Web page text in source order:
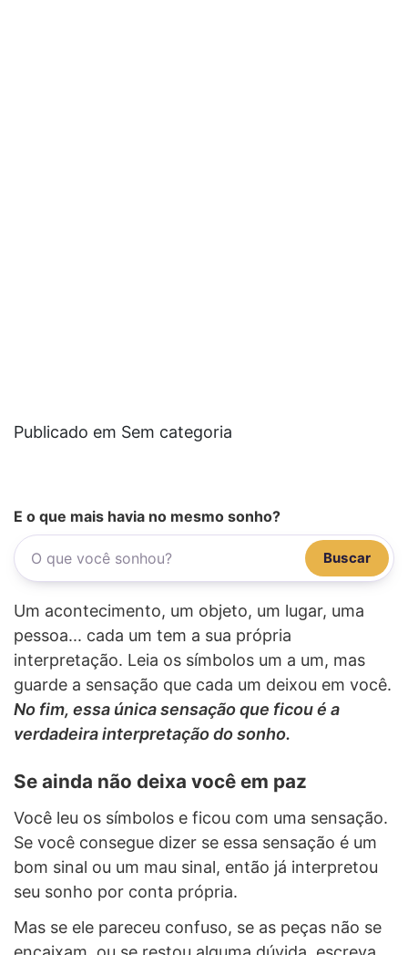
Publicado em Sem categoria
E o que mais havia no mesmo sonho?
Buscar
Um acontecimento, um objeto, um lugar, uma
pessoa... cada um tem a sua própria
interpretação. Leia os símbolos um a um, mas
guarde a sensação que cada um deixou em você.
No fim, essa única sensação que ficou é a
verdadeira interpretação do sonho.
Se ainda não deixa você em paz
Você leu os símbolos e ficou com uma sensação.
Se você consegue dizer se essa sensação é um
bom sinal ou um mau sinal, então já interpretou
seu sonho por conta própria.
Mas se ele pareceu confuso, se as peças não se